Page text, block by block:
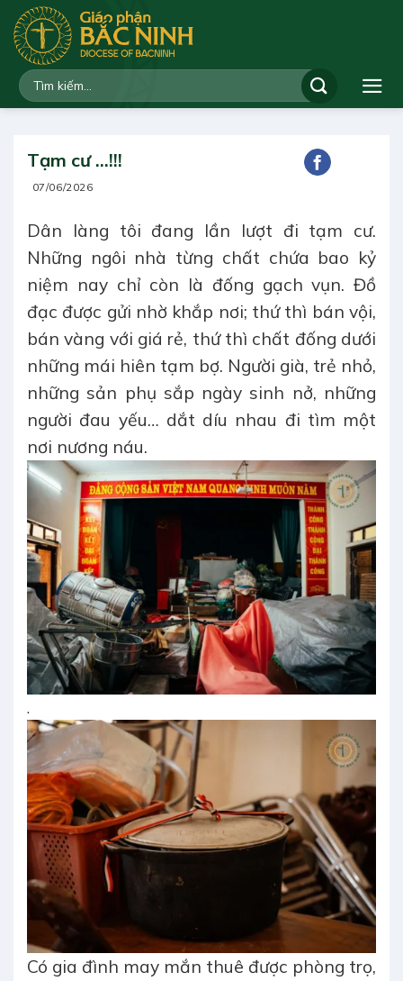
qua
dung
Tạm cư …!!!
07/06/2026
Dân làng tôi đang lần lượt đi tạm cư.
Những ngôi nhà từng chất chứa bao kỷ
niệm nay chỉ còn là đống gạch vụn. Đồ
đạc được gửi nhờ khắp nơi; thứ thì bán vội,
bán vàng với giá rẻ, thứ thì chất đống dưới
những mái hiên tạm bợ. Người già, trẻ nhỏ,
những sản phụ sắp ngày sinh nở, những
người đau yếu… dắt díu nhau đi tìm một
nơi nương náu.
.
Có gia đình may mắn thuê được phòng trọ,